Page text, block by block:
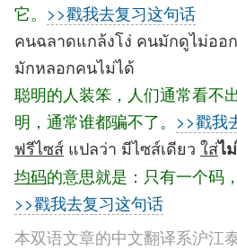
它。 >>戳我去复习这句话
คนฉลาดแกล้งโง่ คนมักดูไม่ออ
มักหลอกคนไม่ได้
聪明的人装笨，人们通常看不
明，通常谁都骗不了。 >>戳我
ฟรีไซส์ แปลว่า มีไซส์เดียว ใส่ไ
均码的意思就是：只有一个码，
>>戳我去复习这句话
本双语文章的中文翻译系沪江